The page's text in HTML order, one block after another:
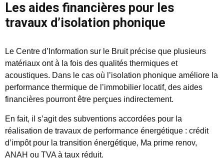
Les aides financières pour les
travaux d’isolation phonique
Le Centre d’Information sur le Bruit précise que plusieurs
matériaux ont à la fois des qualités thermiques et
acoustiques. Dans le cas où l’isolation phonique améliore la
performance thermique de l’immobilier locatif, des aides
financières pourront être perçues indirectement.
En fait, il s’agit des subventions accordées pour la
réalisation de travaux de performance énergétique : crédit
d’impôt pour la transition énergétique, Ma prime renov,
ANAH ou TVA à taux réduit.